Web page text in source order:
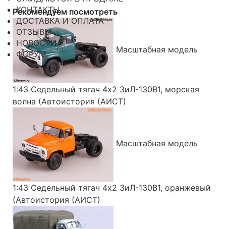
КОНТАКТЫ
ДОСТАВКА И ОПЛАТА
ОТЗЫВЫ
НОВОСТИ
ФОРУМ
Рекомендуем посмотреть
Масштабная модель
1:43 Седельный тягач 4х2 ЗиЛ-130В1, морская
волна (Автоистория (АИСТ)
Масштабная модель
1:43 Седельный тягач 4х2 ЗиЛ-130В1, оранжевый
(Автоистория (АИСТ)